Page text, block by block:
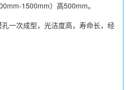
1500mm）高500mm。
一次成型，光洁度高，寿命长，经